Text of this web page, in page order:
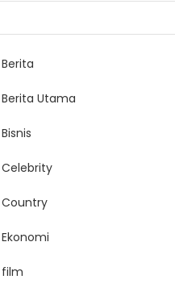
Berita
Berita Utama
Bisnis
Celebrity
Country
Ekonomi
film